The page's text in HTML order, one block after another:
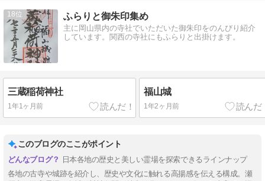
18 ふらりと御朱印集め
主に岡山県内の寺社でいただいた御朱印をのんびり紹介
しています。関西の寺社にもふらりと出掛けます。
三蔵稲荷神社
1年1ヶ月前
福山城
1年2ヶ月前
このブログのここがポイント
日本各地の歴史と美しい霊場を探索できるラインナップ
各地の古寺や城跡を紹介し、歴史や文化に触れる高揚感を伝える構成。瀬